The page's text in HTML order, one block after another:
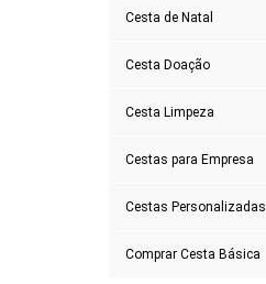
Cesta de Natal
Cesta Doação
Cesta Limpeza
Cestas para Empresa
Cestas Personalizadas
Comprar Cesta Básica